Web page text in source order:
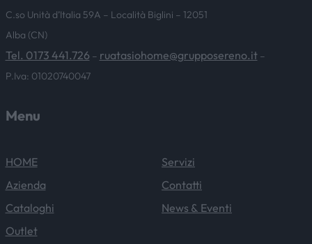
C.so Unità d’Italia 59A – Località Biglini – 12051
Alba (CN)
Tel. 0173 441.726 – ruatasiohome@grupposereno.it –
P.Iva: 01020740047
Menu
HOME
Azienda
Cataloghi
Outlet
Servizi
Contatti
News & Eventi